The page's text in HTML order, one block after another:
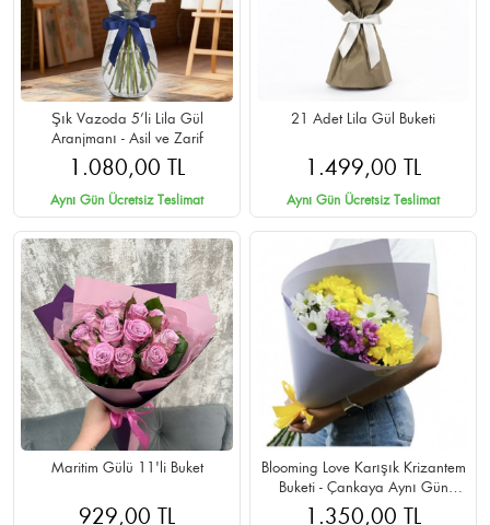
Şık Vazoda 5’li Lila Gül
Aranjmanı - Asil ve Zarif
1.080,00 TL
Aynı Gün Ücretsiz Teslimat
21 Adet Lila Gül Buketi
1.499,00 TL
Aynı Gün Ücretsiz Teslimat
Maritim Gülü 11'li Buket
929,00 TL
Blooming Love Karışık Krizantem
Buketi - Çankaya Aynı Gün
Teslimat
1.350,00 TL